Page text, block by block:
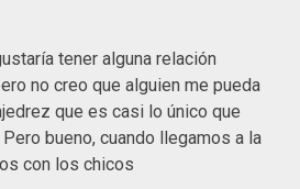
tener alguna relación
no creo que alguien me pueda
que es casi lo único que
bueno, cuando llegamos a la
con los chicos